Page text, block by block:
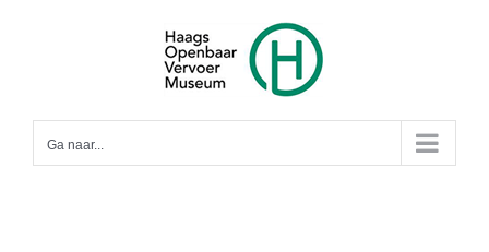
Ga naar...